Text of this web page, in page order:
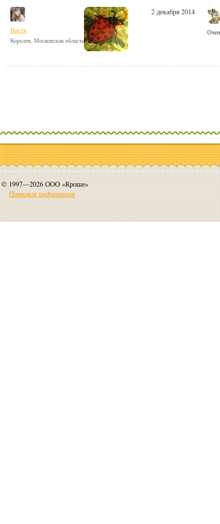
Настя
Королев, Московская область
2 декабря 2014
© 1997—2026 ООО «Кроше»
Правовая информация